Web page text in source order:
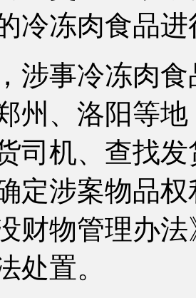
冷冻肉食品
事冷冻肉食
州、洛阳等
司机、查找
定涉案物品
财物管理办
处置。